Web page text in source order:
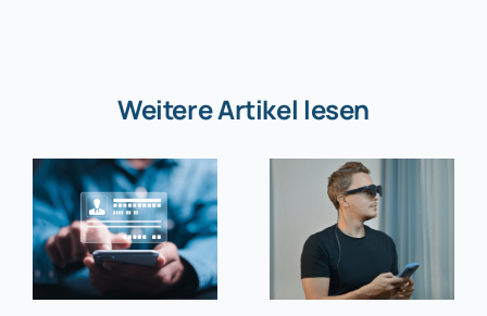
Weitere Artikel lesen